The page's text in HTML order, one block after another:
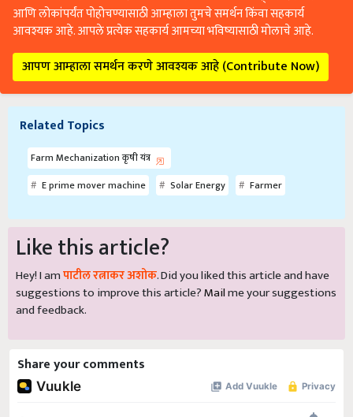
आणि लोकांपर्यंत पोहोचण्यासाठी आम्हाला तुमचे समर्थन किंवा सहकार्य
आवश्यक आहे. आपले प्रत्येक सहकार्य आमच्या भविष्यासाठी मोलाचे आहे.
आपण आम्हाला समर्थन करणे आवश्यक आहे (Contribute Now)
Related Topics
Farm Mechanization कृषी यंत्र
E prime mover machine
Solar Energy Farmer
Like this article?
Hey! I amपाटील रत्नाकर अशोक. Did you liked this article and have
suggestions to improve this article?Mailme your suggestions
and feedback.
Share your comments